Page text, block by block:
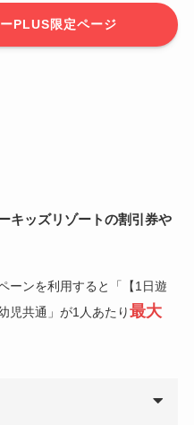
PLUS限定ページ
キッズリゾートの割引券や
ーンを利用すると「【1日遊
児共通」が1人あたり最大